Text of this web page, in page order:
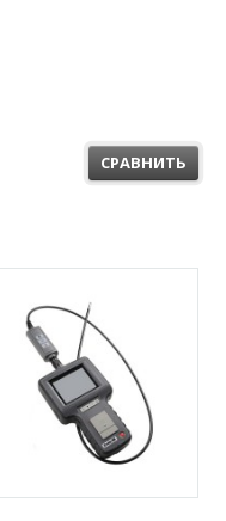
СРАВНИТЬ